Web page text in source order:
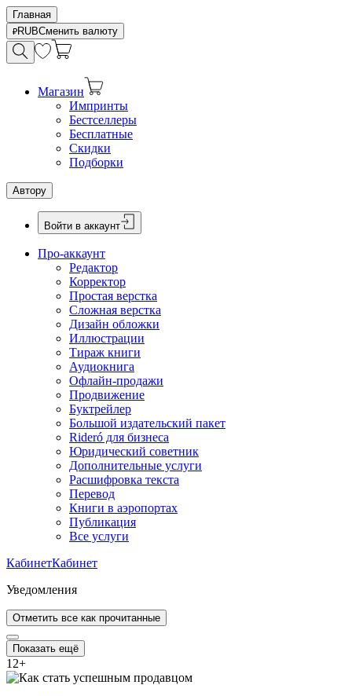
Главная
RUBСменить валюту
Магазин
Импринты
Бестселлеры
Бесплатные
Скидки
Подборки
Автору
Войти в аккаунт
Про-аккаунт
Редактор
Корректор
Простая верстка
Сложная верстка
Дизайн обложки
Иллюстрации
Тираж книги
Аудиокнига
Офлайн-продажи
Продвижение
Буктрейлер
Большой издательский пакет
Rideró для бизнеса
Юридический советник
Дополнительные услуги
Расшифровка текста
Перевод
Книги в аэропортах
Публикация
Все услуги
КабинетКабинет
Уведомления
Отметить все как прочитанные
Показать ещё
12+